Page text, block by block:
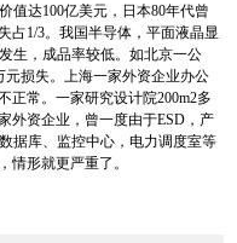
达100亿美元，日本80年代曾
占1/3。我国半导体，平面液晶显
生，成品率较低。如北京一公
元损失。上海一家外资企业办公
正常。一家研究设计院200m2多
外资企业，曾一度由于ESD，产
据库、监控中心，电力调度室等
情形就更严重了。